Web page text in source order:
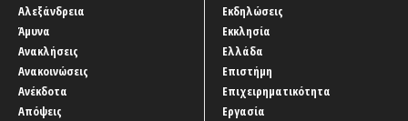
Αλεξάνδρεια
Άμυνα
Ανακλήσεις
Ανακοινώσεις
Ανέκδοτα
Απόψεις
Εκδηλώσεις
Εκκλησία
Ελλάδα
Επιστήμη
Επιχειρηματικότητα
Εργασία